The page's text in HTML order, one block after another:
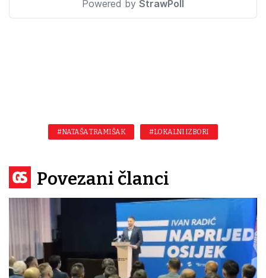
#NATAŠA TRAMIŠAK #LOKALNI IZBORI
Povezani članci